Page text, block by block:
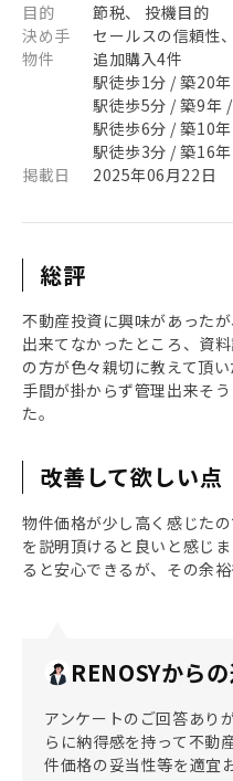
目的
節税、 投機目的
決め手
セールスの信頼性
物件
追加購入4件
駅徒歩1分 / 築20
駅徒歩5分 / 築9年
駅徒歩6分 / 築10
駅徒歩3分 / 築16
掲載日
2025年06月22日
総評
不動産投資に興味があった
出来てなかったところ、資
の方が色々親切に教えて頂
手間が掛からず管理出来そ
た。
改善して欲しい点
物件価格が少し高く感じた
を説明頂けると良いと感じ
ると安心できるが、その余裕
RENOSYから
アンケートのご回答あり
らに納得感を持って不動
件価格の妥当性等を適宜